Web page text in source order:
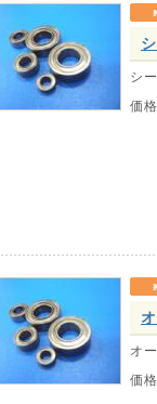
シ
価格
オ
価格